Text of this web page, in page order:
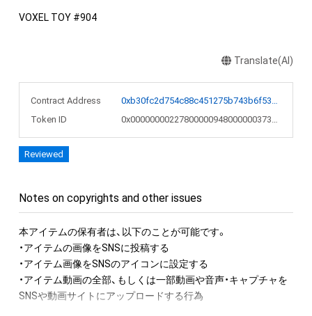
VOXEL TOY #904
Translate(AI)
Contract Address
0xb30fc2d754c88c451275b743b6f530f19f643683
Token ID
0x00000000227800000948000000373ad2
Reviewed
Notes on copyrights and other issues
本アイテムの保有者は、以下のことが可能です。
・アイテムの画像をSNSに投稿する
・アイテム画像をSNSのアイコンに設定する
・アイテム動画の全部、もしくは一部動画や音声・キャプチャを
SNSや動画サイトにアップロードする行為